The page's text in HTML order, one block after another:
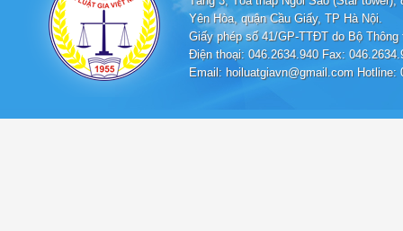
Yên Hòa, quận Cầu Giấy, TP Hà Nội.
Giấy phép số 41/GP-TTĐT do Bộ
Điện thoại: 046.2634.940 Fax:
Email: hoiluatgiavn@gmail.com Hotline: